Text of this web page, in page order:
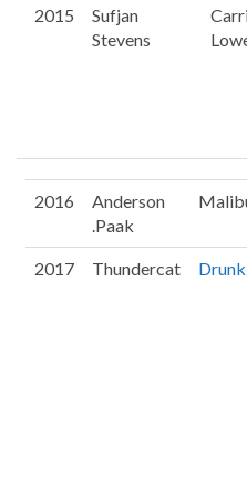
2015
Sufjan
Stevens
2016
Anderson
.Paak
2017 Thundercat Drunk